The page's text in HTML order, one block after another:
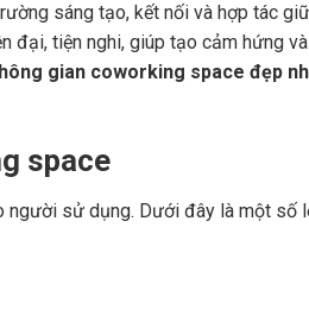
sáng tạo, kết nối và hợp tác
đại, tiện nghi, giúp tạo cảm hứng và
gian coworking space đẹp
space
người sử dụng. Dưới đây là một số